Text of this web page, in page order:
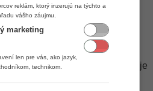
zálohy.
vykonať reindexáciu databázy je
reklám, ktorý inzerujú na týchto a
vášho záujmu.
marketing
len pre vás, ako jazyk,
technikom.